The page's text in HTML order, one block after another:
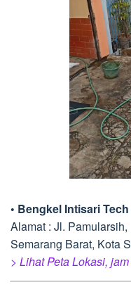
• Bengkel Intisari
Alamat : Jl.
Semarang Barat, Kota
> Lihat Peta Lokasi,